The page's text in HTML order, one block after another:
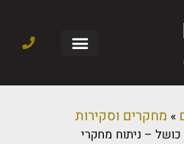
» מחקרים וסקירות
– ניתוח מחקרי